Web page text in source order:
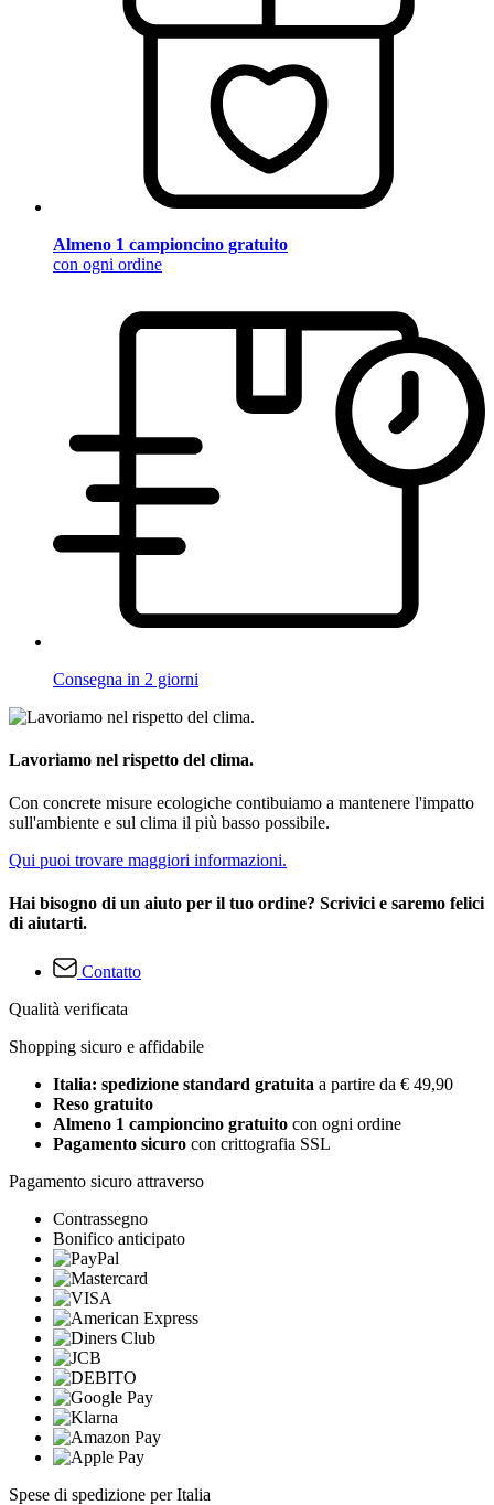
Almeno 1 campioncino gratuito
con ogni ordine
Consegna in 2 giorni
Lavoriamo nel rispetto del clima.
Con concrete misure ecologiche contibuiamo a mantenere l'impatto
sull'ambiente e sul clima il più basso possibile.
Qui puoi trovare maggiori informazioni.
Hai bisogno di un aiuto per il tuo ordine? Scrivici e saremo felici
di aiutarti.
Contatto
Qualità verificata
Shopping sicuro e affidabile
Italia: spedizione standard gratuita a partire da € 49,90
Reso gratuito
Almeno 1 campioncino gratuito con ogni ordine
Pagamento sicuro con crittografia SSL
Pagamento sicuro attraverso
Contrassegno
Bonifico anticipato
Spese di spedizione per Italia